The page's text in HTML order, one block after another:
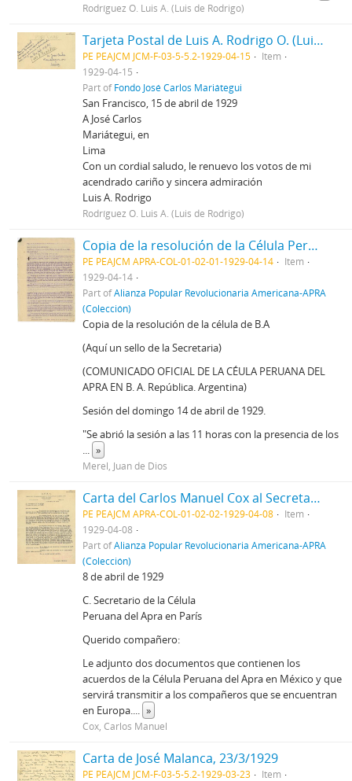
Rodríguez O. Luis A. (Luis de Rodrigo)
Tarjeta Postal de Luis A. Rodrigo O. (Luis de Rodrigo), 15/4/1929
PE PEAJCM JCM-F-03-5-5.2-1929-04-15
Item
1929-04-15
Part ofFondo José Carlos Mariátegui
San Francisco, 15 de abril de 1929
A José Carlos
Mariátegui, en
Lima
Con un cordial saludo, le renuevo los votos de mi
acendrado cariño y sincera admiración
Luis A. Rodrigo
Rodríguez O. Luis A. (Luis de Rodrigo)
Copia de la resolución de la Célula Peruana del APRA en Buenos Aires, 14/4/1929
PE PEAJCM APRA-COL-01-02-01-1929-04-14
Item
1929-04-14
Part ofAlianza Popular Revolucionaria Americana-APRA
(Colección)
Copia de la resolución de la célula de B.A
(Aquí un sello de la Secretaria)
(COMUNICADO OFICIAL DE LA CÉULA PERUANA DEL
APRA EN B. A. República. Argentina)
Sesión del domingo 14 de abril de 1929.
"Se abrió la sesión a las 11 horas con la presencia de los
... »
Merel, Juan de Dios
Carta del Carlos Manuel Cox al Secretario de la Célula Peruana del Apra en París, 8/4/1929
PE PEAJCM APRA-COL-01-02-02-1929-04-08
Item
1929-04-08
Part ofAlianza Popular Revolucionaria Americana-APRA
(Colección)
8 de abril de 1929
C. Secretario de la Célula
Peruana del Apra en París
Querido compañero:
Le adjunto dos documentos que contienen los
acuerdos de la Célula Peruana del Apra en México y que
servirá transmitir a los compañeros que se encuentran
en Europa.... »
Cox, Carlos Manuel
Carta de José Malanca, 23/3/1929
PE PEAJCM JCM-F-03-5-5.2-1929-03-23
Item